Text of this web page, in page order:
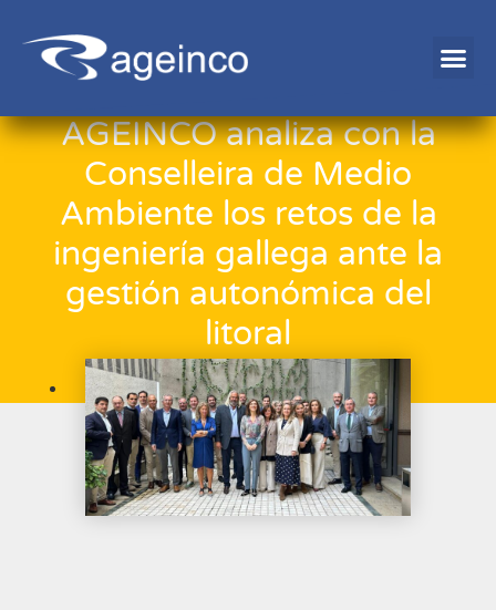
AGEINCO analiza con la
Conselleira de Medio
Ambiente los retos de la
ingeniería gallega ante la
gestión autonómica del
litoral
28/10/2025